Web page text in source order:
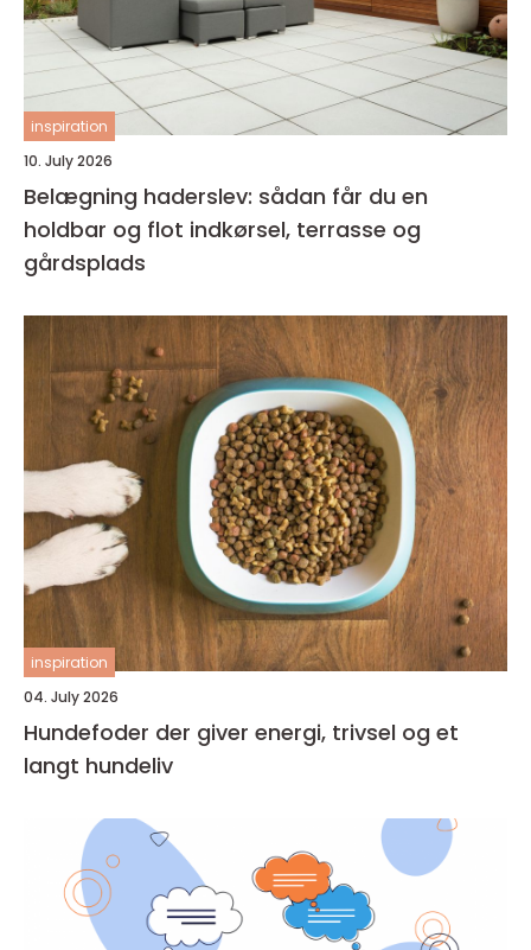
inspiration
10. July 2026
Belægning haderslev: sådan får du en
holdbar og flot indkørsel, terrasse og
gårdsplads
inspiration
04. July 2026
Hundefoder der giver energi, trivsel og et
langt hundeliv